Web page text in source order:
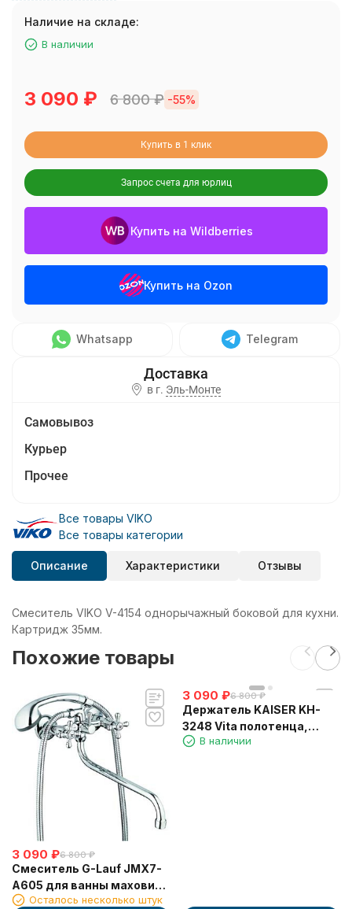
Наличие на складе:
В наличии
3 090 ₽ 6 800₽ -55%
Купить в 1 клик
Запрос счета для юрлиц
Купить на Wildberries
Купить на Ozon
Whatsapp Telegram
в г. Эль-Монте
Самовывоз
Курьер
Прочее
Все товары VIKO
Все товары категории
Описание Характеристики Отзывы
Смеситель VIKO V-4154 однорычажный боковой для кухни.
Картридж 35мм.
Похожие товары
3 090 ₽6 800 ₽
Смеситель G-Lauf JMX7-
A605 для ванны маховик
крест керамика Цинк.
Осталось несколько штук
3 090 ₽6 800 ₽
Держатель KAISER KH-
3248 Vita полотенца,
прямой
В наличии